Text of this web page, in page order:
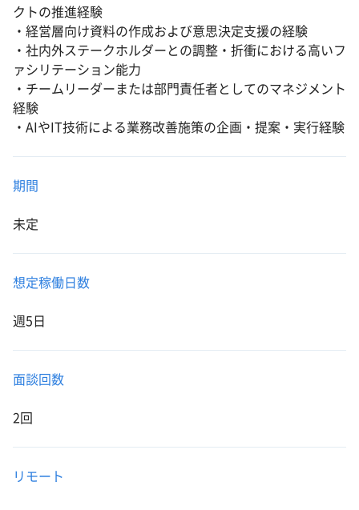
クトの推進経験
・経営層向け資料の作成および意思決定支援の経験
・社内外ステークホルダーとの調整・折衝における高いフ
ァシリテーション能力
・チームリーダーまたは部門責任者としてのマネジメント
経験
・AIやIT技術による業務改善施策の企画・提案・実行経験
期間
未定
想定稼働日数
週5日
面談回数
2回
リモート